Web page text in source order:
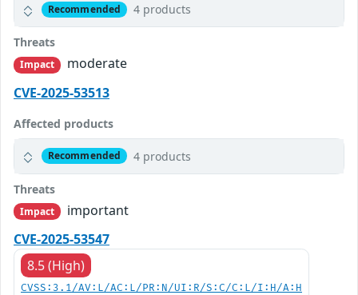
Recommended 4 products
Threats
Impact
moderate
CVE-2025-53513
Affected products
Recommended 4 products
Threats
Impact
important
CVE-2025-53547
8.5 (High)
CVSS:3.1/AV:L/AC:L/PR:N/UI:R/S:C/C:L/I:H/A:H